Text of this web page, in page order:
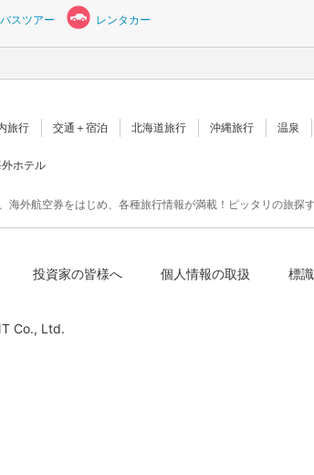
バスツアー レンタカー
旅行 交通＋宿泊 北海道旅行 沖縄旅行 温泉
ホテル
海外航空券をはじめ、各種旅行情報が満載！ピッタリの旅
投資家の皆様へ 個人情報の取扱 標
Co., Ltd.